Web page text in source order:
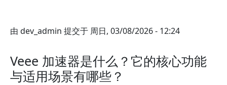
由 dev_admin 提交于 周日, 03/08/2026 - 12:24
Veee 加速器是什么？它的核心功能
与适用场景有哪些？